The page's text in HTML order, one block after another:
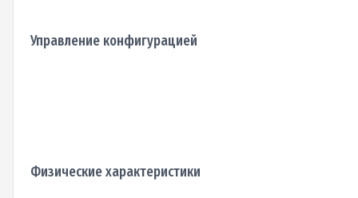
Управление конфигурацией
Физические характеристики